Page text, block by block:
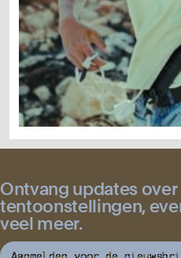
Ontvang updates over
tentoonstellingen,
veel meer.